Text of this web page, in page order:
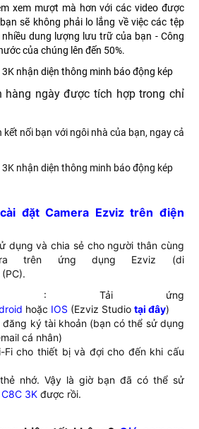
xem mượt mà hơn với các video được
sẽ không phải lo lắng về việc các tệp
dung lượng lưu trữ của bạn - Công
của chúng lên đến 50%.
hàng ngày được tích hợp trong chỉ
kết nối bạn với ngôi nhà của bạn, ngay cả
đặt Camera Ezviz trên điện
dụng và chia sẻ cho người thân cùng
trên ứng dụng Ezviz (di
1 : Tải ứng
hoặc IOS (Ezviz Studiotại đây)
đăng ký tài khoản (bạn có thể sử dụng
cá nhân)
Fi cho thiết bị và đợi cho đến khi cấu
nhớ. Vậy là giờ bạn đã có thể sử
3K được rồi.